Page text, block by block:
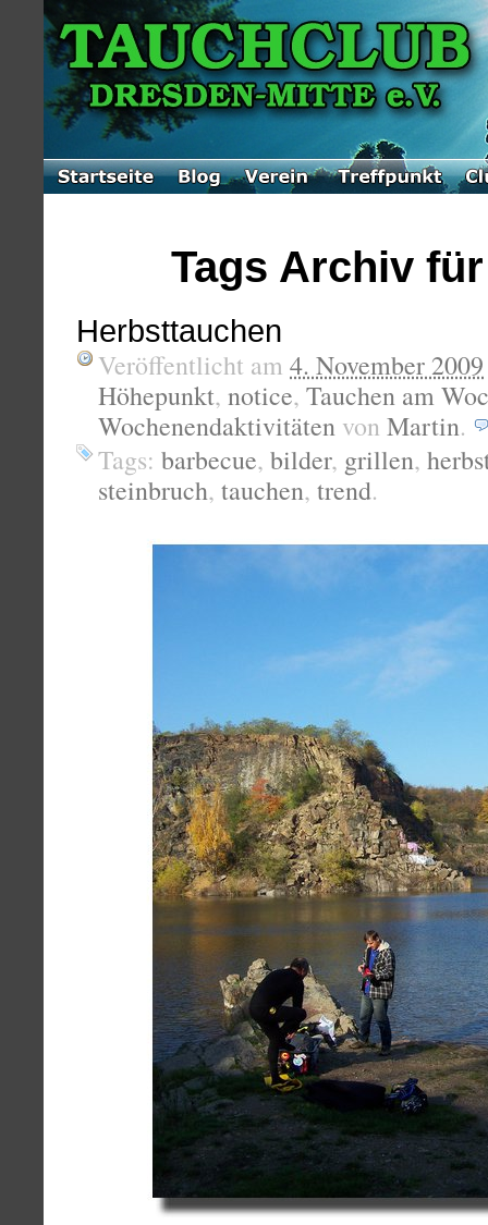
Tags Archiv
Herbsttauchen
Veröffentlicht am 4. November 2009
Höhepunkt, notice, Tauchen am
Wochenendaktivitäten von Martin.
Tags: barbecue, bilder, grillen,
steinbruch, tauchen, trend.